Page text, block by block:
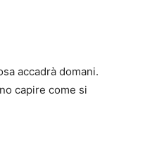
accadrà domani.
capire come si